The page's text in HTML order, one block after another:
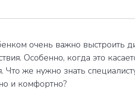
очень важно выстроить
Особенно, когда это
Что же нужно знать
и комфортно?